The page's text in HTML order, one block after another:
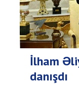
İlham
danışdı